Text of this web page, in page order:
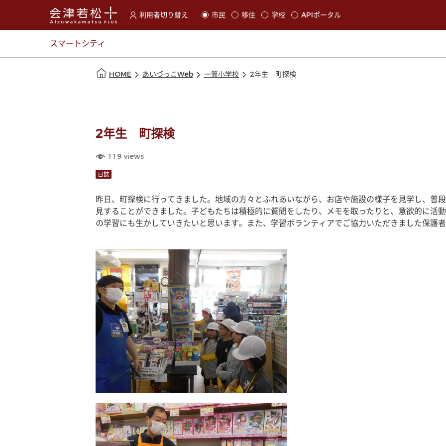
利用者切り替え
選択すると利用者の切替が発生します
市民 移住 学校 APIポータル
スマートシティ
HOME あいづっこWeb 一箕小学校 2年生 町探検
2年生 町探検
119 views
日誌
昨日、町探検に行ってきました。地域の方々とふれあいながら、お店や施設の様子を見学し、普
見することができました。子どもたちは積極的に質問をしたり、メモを取ったりと、意欲的に活
の学習にも生かしていきたいと思います。また、学習ボランティアでご協力いただきました保護